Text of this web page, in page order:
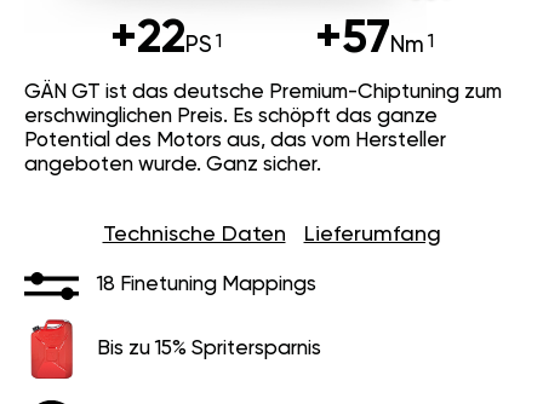
+22PS +57Nm
GÄN GT ist das deutsche Premium-Chiptuning zum
erschwinglichen Preis. Es schöpft das ganze
Potential des Motors aus, das vom Hersteller
angeboten wurde. Ganz sicher.
Technische Daten Lieferumfang
18 Finetuning Mappings
Bis zu 15% Spritersparnis